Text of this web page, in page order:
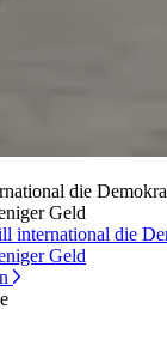
die
Geld
international die
Geld